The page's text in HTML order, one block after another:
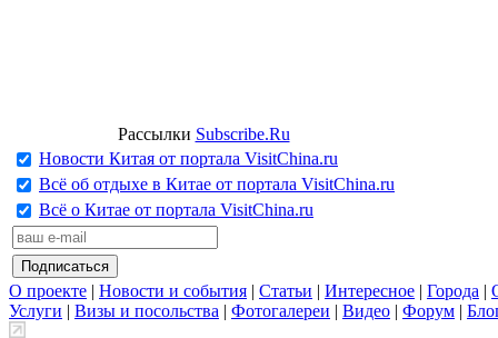
Рассылки Subscribe.Ru
Новости Китая от портала VisitChina.ru
Всё об отдыхе в Китае от портала VisitChina.ru
Всё о Китае от портала VisitChina.ru
О проекте | Новости и события | Статьи | Интересное | Города |
Услуги | Визы и посольства | Фотогалереи | Видео | Форум |